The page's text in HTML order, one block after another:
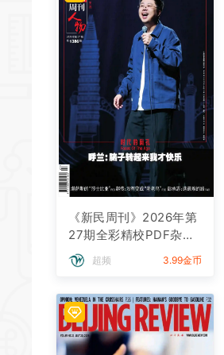
《新民周刊》2026年第
27期全彩精校PDF杂志
下载
超频 3.99金币